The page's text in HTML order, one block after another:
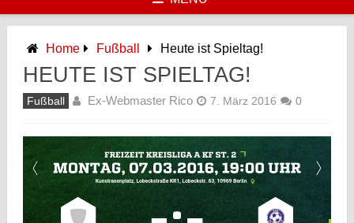
Home Fußball Heute ist Spieltag!
HEUTE IST SPIELTAG!
Fußball Ex-Webmaster Rico 7. März 2016 0